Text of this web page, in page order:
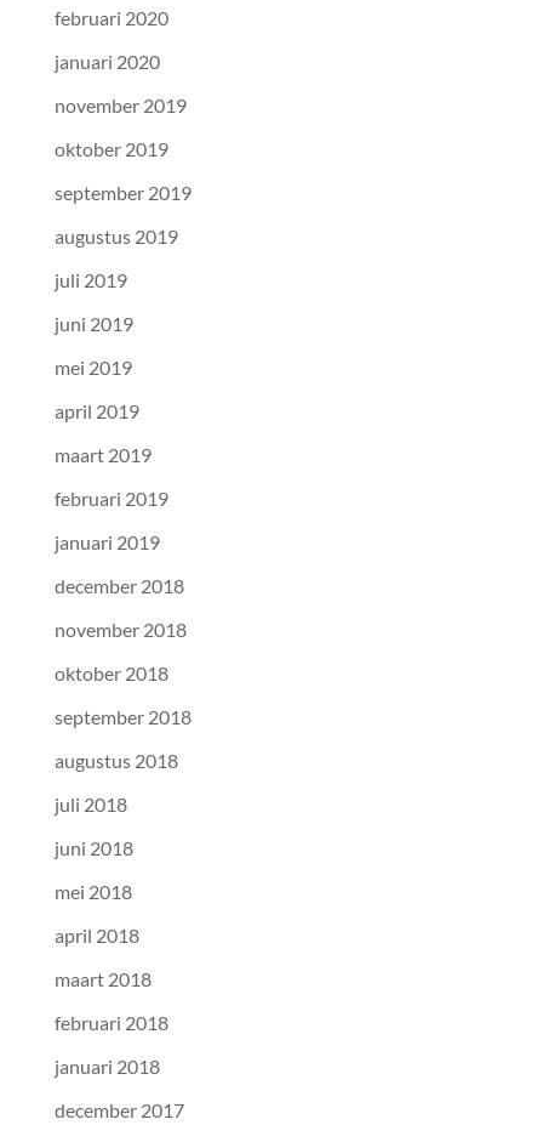
februari 2020
januari 2020
november 2019
oktober 2019
september 2019
augustus 2019
juli 2019
juni 2019
mei 2019
april 2019
maart 2019
februari 2019
januari 2019
december 2018
november 2018
oktober 2018
september 2018
augustus 2018
juli 2018
juni 2018
mei 2018
april 2018
maart 2018
februari 2018
januari 2018
december 2017